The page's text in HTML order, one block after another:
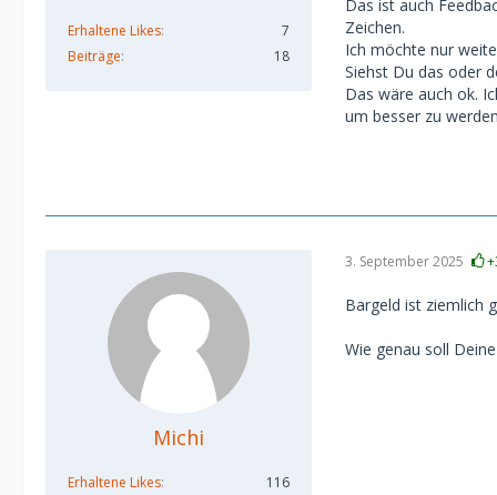
Erhaltene Likes
7
Beiträge
18
Das ist auch
Zeichen.
Ich möchte nur
Siehst Du das oder
Das wäre auch ok.
um besser zu
Michi
Erhaltene Likes
116
3. September 2025
Bargeld ist ziemlich
Wie genau soll